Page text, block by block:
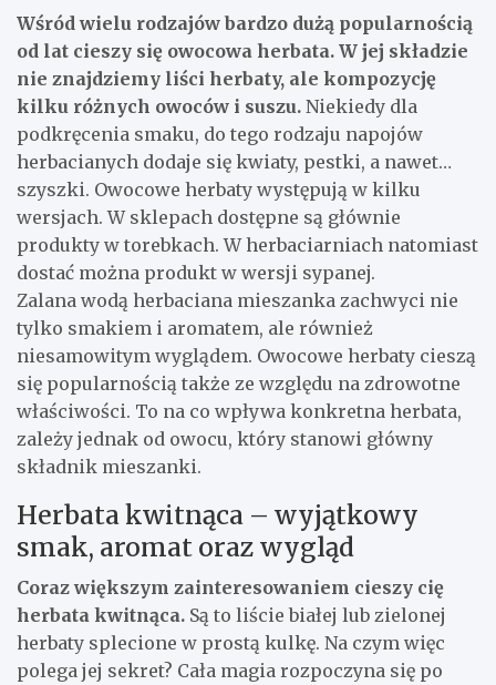
Wśród wielu rodzajów bardzo dużą popularnością
od lat cieszy się owocowa herbata. W jej składzie
nie znajdziemy liści herbaty, ale kompozycję
kilku różnych owoców i suszu. Niekiedy dla
podkręcenia smaku, do tego rodzaju napojów
herbacianych dodaje się kwiaty, pestki, a nawet…
szyszki. Owocowe herbaty występują w kilku
wersjach. W sklepach dostępne są głównie
produkty w torebkach. W herbaciarniach natomiast
dostać można produkt w wersji sypanej.
Zalana wodą herbaciana mieszanka zachwyci nie
tylko smakiem i aromatem, ale również
niesamowitym wyglądem. Owocowe herbaty cieszą
się popularnością także ze względu na zdrowotne
właściwości. To na co wpływa konkretna herbata,
zależy jednak od owocu, który stanowi główny
składnik mieszanki.
Herbata kwitnąca – wyjątkowy
smak, aromat oraz wygląd
Coraz większym zainteresowaniem cieszy cię
herbata kwitnąca. Są to liście białej lub zielonej
herbaty splecione w prostą kulkę. Na czym więc
polega jej sekret? Cała magia rozpoczyna się po